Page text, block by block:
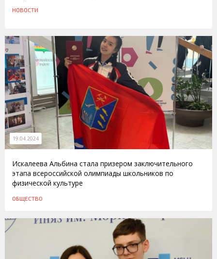
НОВОСТИ
19.04.2024
Искалеева Альбина стала призером заключительного
этапа всероссийской олимпиады школьников по
физической культуре
ОБЩЕСТВО